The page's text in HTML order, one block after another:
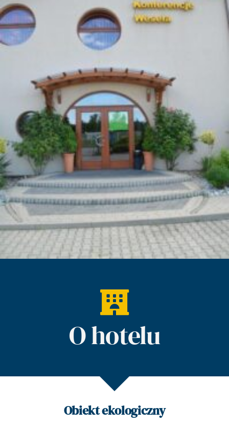
Imprezy
Kontakt
O hotelu
Obiekt ekologiczny